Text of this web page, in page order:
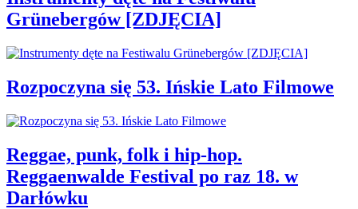
Grünebergów [ZDJĘCIA]
Rozpoczyna się 53. Ińskie Lato Filmowe
Reggae, punk, folk i hip-hop.
Reggaenwalde Festival po raz 18. w
Darłówku